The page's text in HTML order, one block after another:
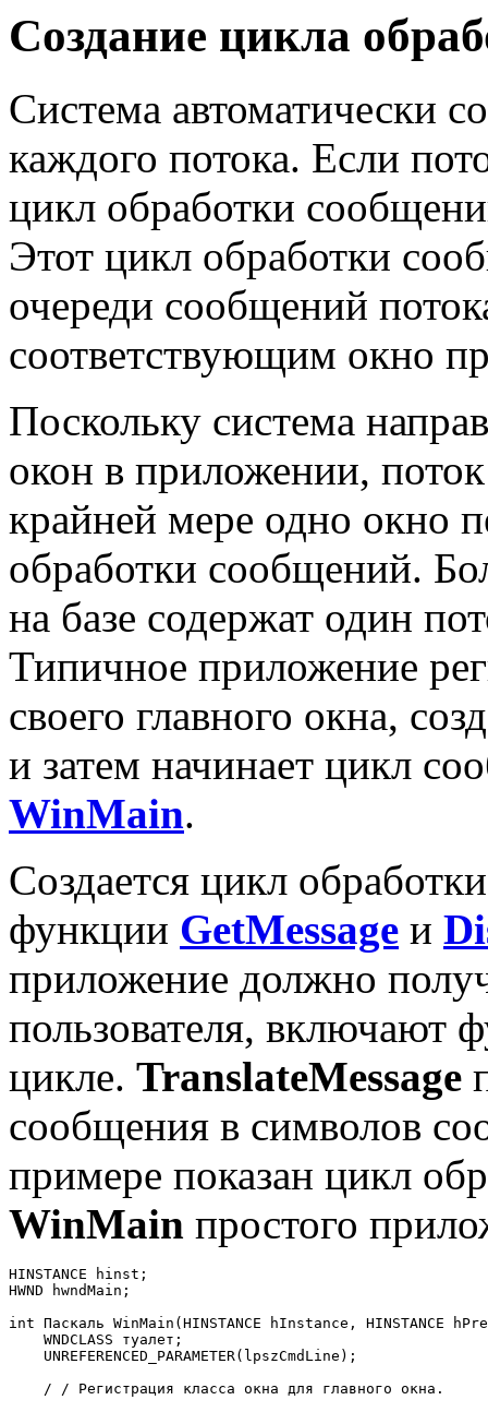
Создание цикла
Система автоматически
каждого потока. Если
цикл обработки
Этот цикл обработки
очереди сообщений
соответствующим окно
Поскольку система
окон в приложении,
крайней мере одно окно
обработки сообщений.
на базе содержат один
Типичное приложение
своего главного окна,
и затем начинает цикл
WinMain.
Создается цикл
функции GetMessage и
приложение должно
пользователя, включают
цикле. TranslateMessage
сообщения в символов
примере показан цикл
WinMain простого
HINSTANCE hinst;
HWND hwndMain;
int Паскаль WinMain(HINSTANCE hInstance, HINSTANCE
    WNDCLASS туалет;
    UNREFERENCED_PARAMETER(lpszCmdLine);
    / / Регистрация класса окна для главного окна.